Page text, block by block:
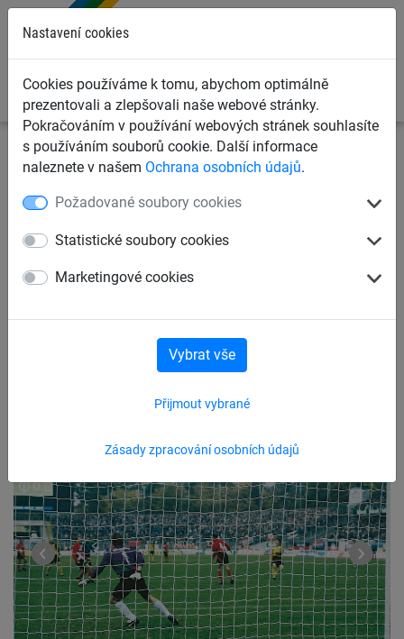
Nastavení cookies
Cookies používáme k tomu, abychom optimálně
prezentovali a zlepšovali naše webové stránky.
Pokračováním v používání webových stránek souhlasíte
s používáním souborů cookie. Další informace
naleznete v našem Ochrana osobních údajů.
Požadované soubory cookies
Statistické soubory cookies
Marketingové cookies
Zásady zpracování osobních údajů
Přijmout vybrané
Vybrat vše
Sportovní sítě Sítě na fotbal Fotbalové brankové sítě
Fotbalová branková síť 3 mm,
polypropylen